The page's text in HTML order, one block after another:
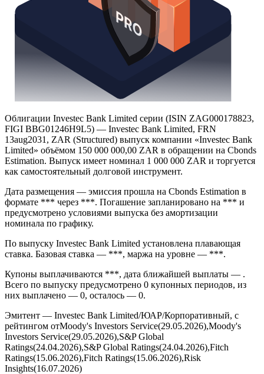
Облигации Investec Bank Limited серии (ISIN ZAG000178823,
FIGI BBG01246H9L5) — Investec Bank Limited, FRN
13aug2031, ZAR (Structured) выпуск компании «Investec Bank
Limited» объёмом 150 000 000,00 ZAR в обращении на Cbonds
Estimation. Выпуск имеет номинал 1 000 000 ZAR и торгуется
как самостоятельный долговой инструмент.
Дата размещения — эмиссия прошла на Cbonds Estimation в
формате *** через ***. Погашение запланировано на *** и
предусмотрено условиями выпуска без амортизации
номинала по графику.
По выпуску Investec Bank Limited установлена плавающая
ставка. Базовая ставка — ***, маржа на уровне — ***.
Купоны выплачиваются ***, дата ближайшей выплаты — .
Всего по выпуску предусмотрено 0 купонных периодов, из
них выплачено — 0, осталось — 0.
Эмитент — Investec Bank Limited/ЮАР/Корпоративный, с
рейтингом отMoody's Investors Service(29.05.2026),Moody's
Investors Service(29.05.2026),S&P Global
Ratings(24.04.2026),S&P Global Ratings(24.04.2026),Fitch
Ratings(15.06.2026),Fitch Ratings(15.06.2026),Risk
Insights(16.07.2026)